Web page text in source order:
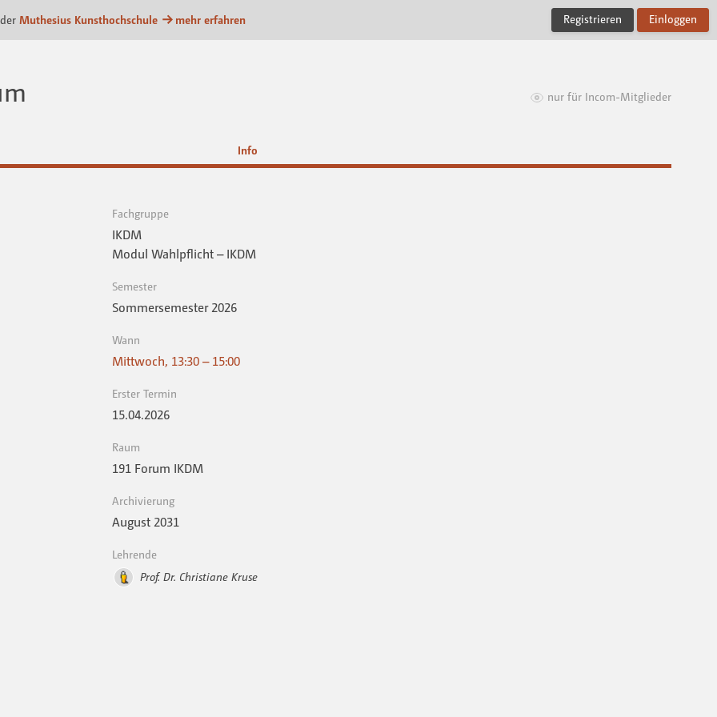
Muthesius Kunsthochschule mehr erfahren Registrieren Einloggen
nur für Incom-Mitglieder
Info
Fachgruppe
IKDM
Modul Wahlpflicht – IKDM
Semester
Sommersemester 2026
Wann
Mittwoch, 13:30 – 15:00
Erster Termin
15.04.2026
Raum
191 Forum IKDM
Archivierung
August 2031
Lehrende
Prof. Dr. Christiane Kruse